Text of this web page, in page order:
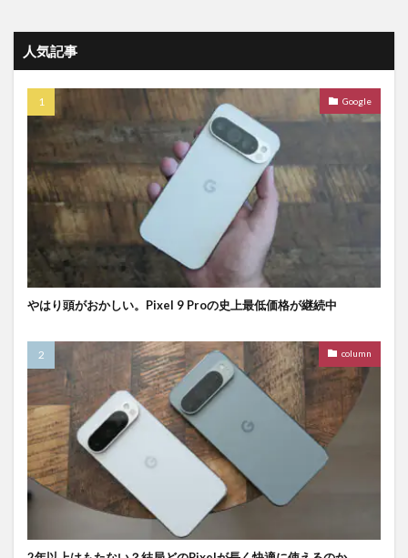
人気記事
Google
やはり頭がおかしい。Pixel 9 Proの史上最低価格が継続中
column